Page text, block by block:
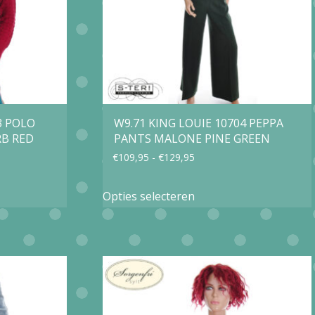
gekozen
worden
op
de
productpagina
POLO
RED
W9.71 KING LOUIE 10704 PEPPA
PANTS MALONE PINE GREEN
€109,95 - €129,95Prijsklasse:
tot
€129,95
Opties selecteren
product
meerdere
variaties.
Deze